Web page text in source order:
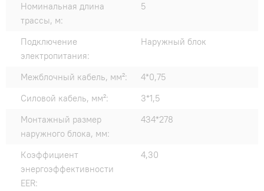
Номинальная длина
трассы, м:
5
Подключение
электропитания:
Наружный блок
Межблочный кабель, мм²:
4*0,75
Силовой кабель, мм²:
3*1,5
Монтажный размер
наружного блока, мм:
434*278
Коэффициент
энергоэффективности
EER:
4,30